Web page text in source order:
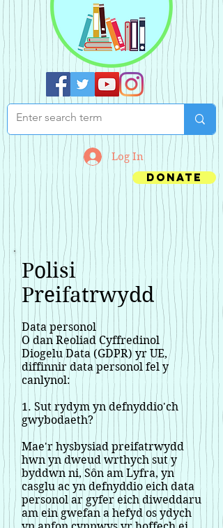
Log In
Donate
Polisi
Preifatrwydd
Data personol
O dan Reoliad Cyffredinol
Diogelu Data (GDPR) yr UE,
diffinnir data personol fel y
canlynol:
1. Sut rydym yn defnyddio'ch
gwybodaeth?
Mae'r hysbysiad preifatrwydd
hwn yn dweud wrthych sut y
byddwn ni, Sôn am Lyfra, yn
casglu ac yn defnyddio eich data
personol ar gyfer eich diweddaru
am ein gwefan a hefyd os ydych